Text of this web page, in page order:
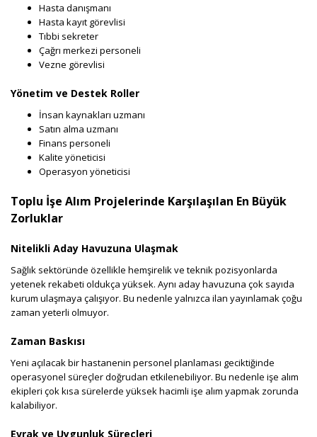
Hasta danışmanı
Hasta kayıt görevlisi
Tıbbi sekreter
Çağrı merkezi personeli
Vezne görevlisi
Yönetim ve Destek Roller
İnsan kaynakları uzmanı
Satın alma uzmanı
Finans personeli
Kalite yöneticisi
Operasyon yöneticisi
Toplu İşe Alım Projelerinde Karşılaşılan En Büyük
Zorluklar
Nitelikli Aday Havuzuna Ulaşmak
Sağlık sektöründe özellikle hemşirelik ve teknik pozisyonlarda
yetenek rekabeti oldukça yüksek. Aynı aday havuzuna çok sayıda
kurum ulaşmaya çalışıyor. Bu nedenle yalnızca ilan yayınlamak çoğu
zaman yeterli olmuyor.
Zaman Baskısı
Yeni açılacak bir hastanenin personel planlaması geciktiğinde
operasyonel süreçler doğrudan etkilenebiliyor. Bu nedenle işe alım
ekipleri çok kısa sürelerde yüksek hacimli işe alım yapmak zorunda
kalabiliyor.
Evrak ve Uygunluk Süreçleri